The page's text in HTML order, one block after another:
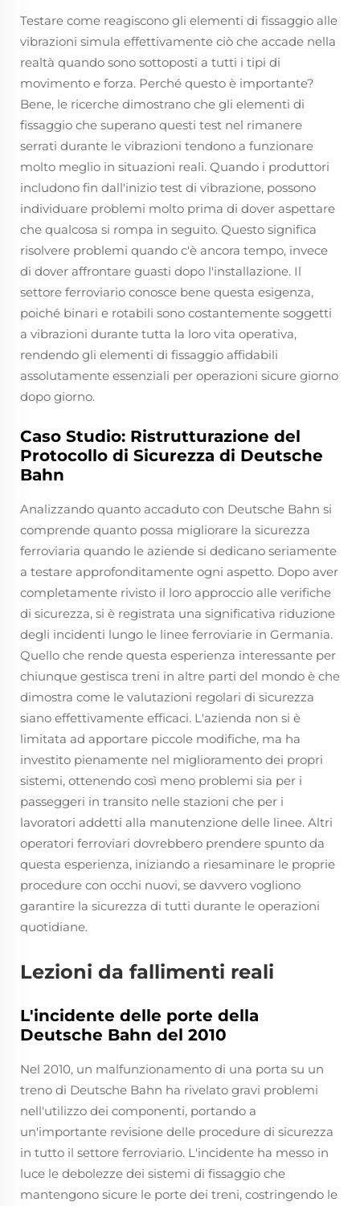
Testare come reagiscono gli elementi di fissaggio alle
vibrazioni simula effettivamente ciò che accade nella
realtà quando sono sottoposti a tutti i tipi di
movimento e forza. Perché questo è importante?
Bene, le ricerche dimostrano che gli elementi di
fissaggio che superano questi test nel rimanere
serrati durante le vibrazioni tendono a funzionare
molto meglio in situazioni reali. Quando i produttori
includono fin dall'inizio test di vibrazione, possono
individuare problemi molto prima di dover aspettare
che qualcosa si rompa in seguito. Questo significa
risolvere problemi quando c'è ancora tempo, invece
di dover affrontare guasti dopo l'installazione. Il
settore ferroviario conosce bene questa esigenza,
poiché binari e rotabili sono costantemente soggetti
a vibrazioni durante tutta la loro vita operativa,
rendendo gli elementi di fissaggio affidabili
assolutamente essenziali per operazioni sicure giorno
dopo giorno.
Caso Studio: Ristrutturazione del
Protocollo di Sicurezza di Deutsche
Bahn
Analizzando quanto accaduto con Deutsche Bahn si
comprende quanto possa migliorare la sicurezza
ferroviaria quando le aziende si dedicano seriamente
a testare approfonditamente ogni aspetto. Dopo aver
completamente rivisto il loro approccio alle verifiche
di sicurezza, si è registrata una significativa riduzione
degli incidenti lungo le linee ferroviarie in Germania.
Quello che rende questa esperienza interessante per
chiunque gestisca treni in altre parti del mondo è che
dimostra come le valutazioni regolari di sicurezza
siano effettivamente efficaci. L'azienda non si è
limitata ad apportare piccole modifiche, ma ha
investito pienamente nel miglioramento dei propri
sistemi, ottenendo così meno problemi sia per i
passeggeri in transito nelle stazioni che per i
lavoratori addetti alla manutenzione delle linee. Altri
operatori ferroviari dovrebbero prendere spunto da
questa esperienza, iniziando a riesaminare le proprie
procedure con occhi nuovi, se davvero vogliono
garantire la sicurezza di tutti durante le operazioni
quotidiane.
Lezioni da fallimenti reali
L'incidente delle porte della
Deutsche Bahn del 2010
Nel 2010, un malfunzionamento di una porta su un
treno di Deutsche Bahn ha rivelato gravi problemi
nell'utilizzo dei componenti, portando a
un'importante revisione delle procedure di sicurezza
in tutto il settore ferroviario. L'incidente ha messo in
luce le debolezze dei sistemi di fissaggio che
mantengono sicure le porte dei treni, costringendo le